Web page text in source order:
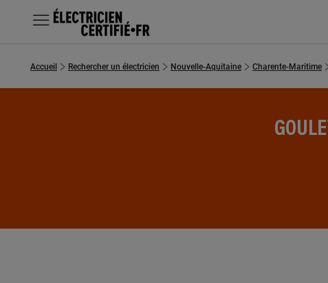
MENU
Chercher un électricien
Accueil Rechercher un électricien Nouvelle-Aquitaine Charente-Maritime